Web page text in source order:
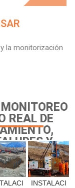
la monitorización
REAL DE
Y
INSTALACI